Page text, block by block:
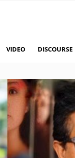
VIDEO DISCOURSE